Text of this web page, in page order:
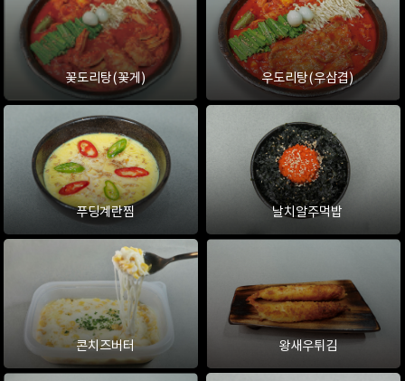
꽃도리탕(꽃게) 우도리탕(우삼겹)
푸딩계란찜 날치알주먹밥
콘치즈버터 왕새우튀김